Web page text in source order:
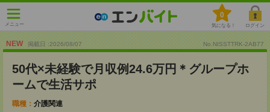
メニュー
0
気になる！ ログイン
NEW 掲載日 :2026/08/07 No.NISSTTRK-2AB77
50代×未経験で月収例24.6万円＊グループホ
ームで生活サポ
職種： 介護関連